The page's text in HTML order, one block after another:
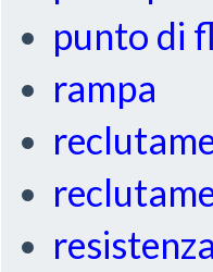
punto di
rampa
resistenza